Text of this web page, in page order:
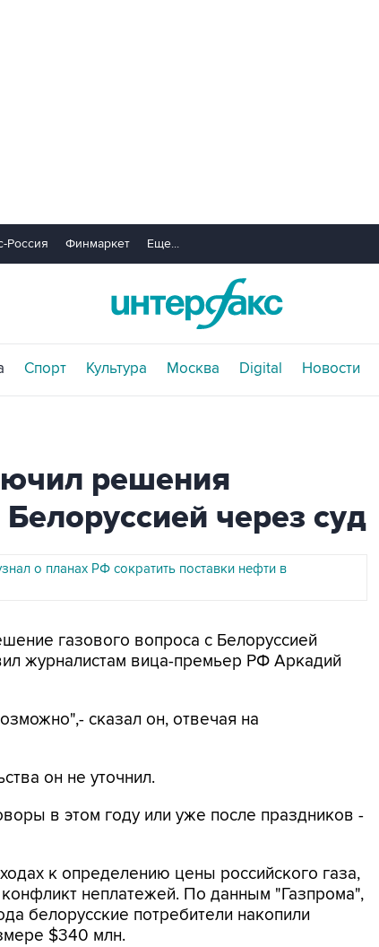
Россия Финмаркет Еще...
Спорт Культура Москва Digital Новости
решения
через суд
о планах РФ сократить поставки нефти в
газового вопроса с Белоруссией
журналистам вица-премьер РФ Аркадий
сказал он, отвечая на
он не уточнил.
в этом году или уже после праздников -
к определению цены российского газа,
неплатежей. По данным "Газпрома",
белорусские потребители накопили
$340 млн.